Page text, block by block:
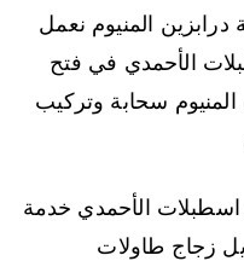
درابزين المنيوم نعمل
الأحمدي في فتح
سحابة وتركيب
اسطبلات الأحمدي خدمة
زجاج طاولات